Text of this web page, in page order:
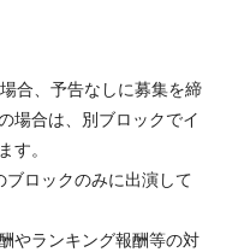
合、予告なしに募集を締
場合は、別ブロックでイ
す。
ロックのみに出演して
やランキング報酬等の対